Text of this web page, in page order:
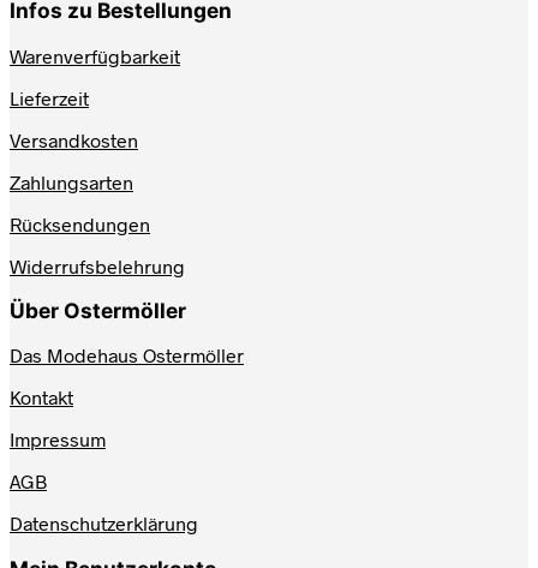
Infos zu Bestellungen
Warenverfügbarkeit
Lieferzeit
Versandkosten
Zahlungsarten
Rücksendungen
Widerrufsbelehrung
Über Ostermöller
Das Modehaus Ostermöller
Kontakt
Impressum
AGB
Datenschutzerklärung